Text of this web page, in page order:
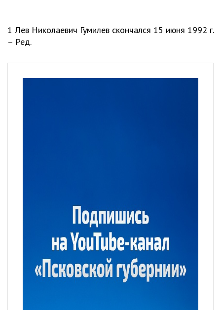
1 Лев Николаевич Гумилев скончался 15 июня 1992 г.
– Ред.